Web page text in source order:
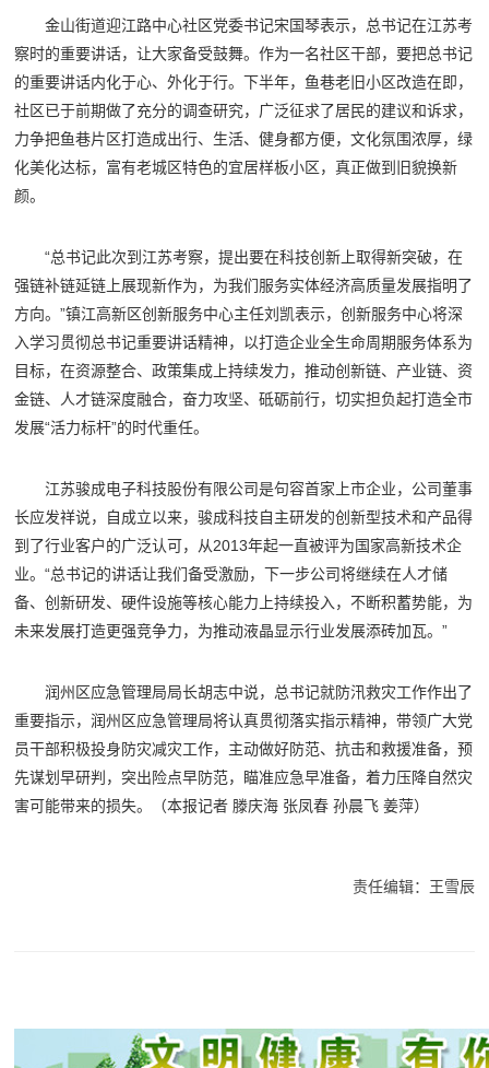
金山街道迎江路中心社区党委书记宋国琴表示，总书记在江苏考
察时的重要讲话，让大家备受鼓舞。作为一名社区干部，要把总书记
的重要讲话内化于心、外化于行。下半年，鱼巷老旧小区改造在即，
社区已于前期做了充分的调查研究，广泛征求了居民的建议和诉求，
力争把鱼巷片区打造成出行、生活、健身都方便，文化氛围浓厚，绿
化美化达标，富有老城区特色的宜居样板小区，真正做到旧貌换新
颜。
“总书记此次到江苏考察，提出要在科技创新上取得新突破，在
强链补链延链上展现新作为，为我们服务实体经济高质量发展指明了
方向。”镇江高新区创新服务中心主任刘凯表示，创新服务中心将深
入学习贯彻总书记重要讲话精神，以打造企业全生命周期服务体系为
目标，在资源整合、政策集成上持续发力，推动创新链、产业链、资
金链、人才链深度融合，奋力攻坚、砥砺前行，切实担负起打造全市
发展“活力标杆”的时代重任。
江苏骏成电子科技股份有限公司是句容首家上市企业，公司董事
长应发祥说，自成立以来，骏成科技自主研发的创新型技术和产品得
到了行业客户的广泛认可，从2013年起一直被评为国家高新技术企
业。“总书记的讲话让我们备受激励，下一步公司将继续在人才储
备、创新研发、硬件设施等核心能力上持续投入，不断积蓄势能，为
未来发展打造更强竞争力，为推动液晶显示行业发展添砖加瓦。”
润州区应急管理局局长胡志中说，总书记就防汛救灾工作作出了
重要指示，润州区应急管理局将认真贯彻落实指示精神，带领广大党
员干部积极投身防灾减灾工作，主动做好防范、抗击和救援准备，预
先谋划早研判，突出险点早防范，瞄准应急早准备，着力压降自然灾
害可能带来的损失。（本报记者 滕庆海 张凤春 孙晨飞 姜萍）
责任编辑：王雪辰